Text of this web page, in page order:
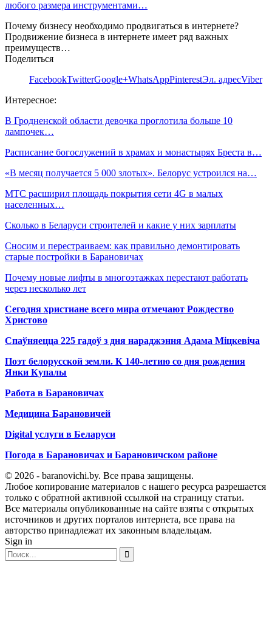
любого размера инструментами…
Почему бизнесу необходимо продвигаться в интернете?
Продвижение бизнеса в интернете имеет ряд важных
преимуществ…
Поделиться
FacebookTwitterGoogle+WhatsAppPinterestЭл. адресViber
Интересное:
В Гродненской области девочка проглотила больше 10
лампочек…
Расписание богослужений в храмах и монастырях Бреста в…
«В месяц получается 5 000 злотых». Белорус устроился на…
МТС расширил площадь покрытия сети 4G в малых
населенных…
Сколько в Беларуси строителей и какие у них зарплаты
Сносим и перестраиваем: как правильно демонтировать
старые постройки в Барановичах
Почему новые лифты в многоэтажках перестают работать
через несколько лет
Сегодня христиане всего мира отмечают Рождество
Христово
Спаўняецца 225 гадоў з дня нараджэння Адама Міцкевіча
Поэт белорусской земли. К 140-летию со дня рождения
Янки Купалы
Работа в Барановичах
Медицина Барановичей
Digital услуги в Беларуси
Погода в Барановичах и Барановичском районе
© 2026 - baranovichi.by. Все права защищены.
Любое копирование материалов с нашего ресурса разрешается
только с обратной активной ссылкой на страницу статьи.
Все материалы опубликованные на сайте взяты с открытых
источников и других порталов интернета, все права на
авторство принадлежат их законным владельцам.
Sign in